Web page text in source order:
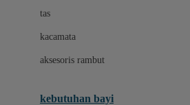
Baby Rovega
Babybee
tas
kacamata
aksesoris rambut
kebutuhan bayi